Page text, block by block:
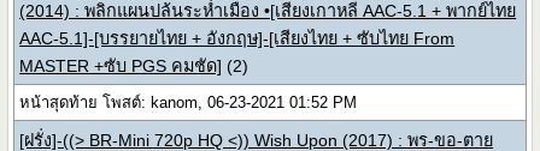
(2014) : พลิกแผนปล้นระห่ำเมือง •[เสียงเกาหลี AAC-5.1 + พากย์ไทย
AAC-5.1]-[บรรยายไทย + อังกฤษ]-[เสียงไทย + ซับไทย From
MASTER +ซับ PGS คมชัด] (2)
หน้าสุดท้าย โพสต์: kanom, 06-23-2021 01:52 PM
[ฝรั่ง]-((> BR-Mini 720p HQ <)) Wish Upon (2017) : พร-ขอ-ตาย